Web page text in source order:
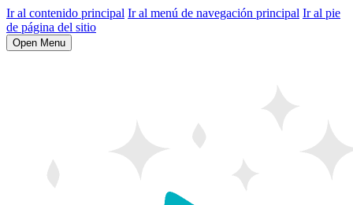
Ir al contenido principal Ir al menú de navegación principal Ir al pie
de página del sitio
Open Menu